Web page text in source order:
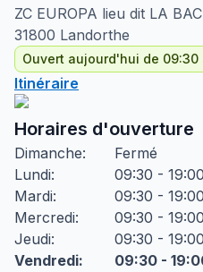
ZC EUROPA lieu dit LA
31800 Landorthe
Ouvert aujourd'hui de 09:30
Itinéraire
Horaires d'ouverture
Dimanche:
Fermé
Lundi:
09:30 - 19:00
Mardi:
09:30 - 19:00
Mercredi:
09:30 - 19:00
Jeudi:
09:30 - 19:00
Vendredi:
09:30 -